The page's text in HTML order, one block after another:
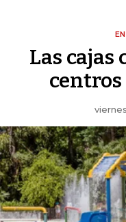
Las cajas